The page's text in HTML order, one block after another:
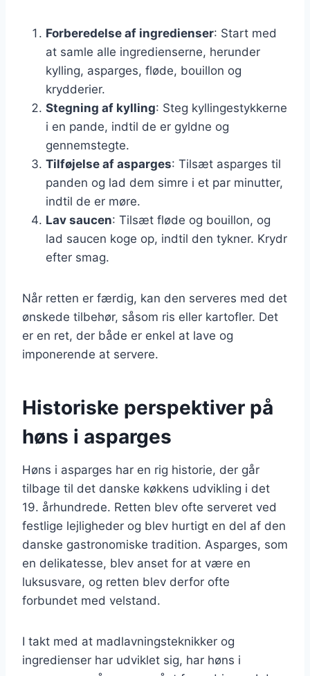
Forberedelse af ingredienser: Start med
at samle alle ingredienserne, herunder
kylling, asparges, fløde, bouillon og
krydderier.
Stegning af kylling: Steg kyllingestykkerne
i en pande, indtil de er gyldne og
gennemstegte.
Tilføjelse af asparges: Tilsæt asparges til
panden og lad dem simre i et par minutter,
indtil de er møre.
Lav saucen: Tilsæt fløde og bouillon, og
lad saucen koge op, indtil den tykner. Krydr
efter smag.
Når retten er færdig, kan den serveres med det
ønskede tilbehør, såsom ris eller kartofler. Det
er en ret, der både er enkel at lave og
imponerende at servere.
Historiske perspektiver på
høns i asparges
Høns i asparges har en rig historie, der går
tilbage til det danske køkkens udvikling i det
19. århundrede. Retten blev ofte serveret ved
festlige lejligheder og blev hurtigt en del af den
danske gastronomiske tradition. Asparges, som
en delikatesse, blev anset for at være en
luksusvare, og retten blev derfor ofte
forbundet med velstand.
I takt med at madlavningsteknikker og
ingredienser har udviklet sig, har høns i